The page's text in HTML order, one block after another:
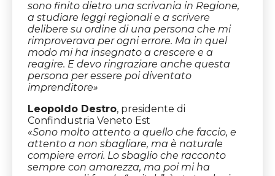
sono finito dietro una scrivania in Regione,
a studiare leggi regionali e a scrivere
delibere su ordine di una persona che mi
rimproverava per ogni errore. Ma in quel
modo mi ha insegnato a crescere e a
reagire. E devo ringraziare anche questa
persona per essere poi diventato
imprenditore»
Leopoldo Destro, presidente di
Confindustria Veneto Est
«Sono molto attento a quello che faccio, e
attento a non sbagliare, ma è naturale
compiere errori. Lo sbaglio che racconto
sempre con amarezza, ma poi mi ha